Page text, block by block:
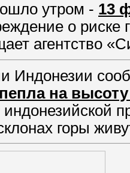
утром - 13
о риске
агентство
Индонезии
на
индонезийской
горы